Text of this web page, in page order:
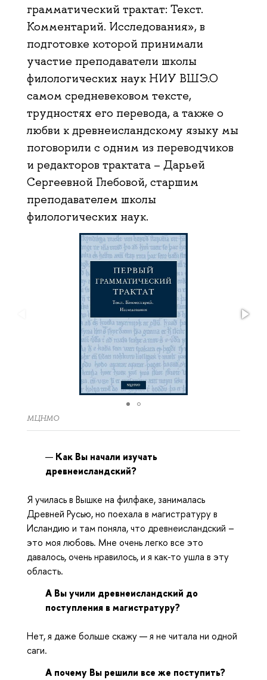
грамматический трактат: Текст.
Комментарий. Исследования», в
подготовке которой принимали
участие преподаватели школы
филологических наук НИУ ВШЭ.О
самом средневековом тексте,
трудностях его перевода, а также о
любви к древнеисландскому языку мы
поговорили с одним из переводчиков
и редакторов трактата – Дарьей
Сергеевной Глебовой, старшим
преподавателем школы
филологических наук.
МЦНМО
Как Вы начали изучать
древнеисландский?
Я училась в Вышке на филфаке, занималась
Древней Русью, но поехала в магистратуру в
Исландию и там поняла, что древнеисландский –
это моя любовь. Мне очень легко все это
давалось, очень нравилось, и я как-то ушла в эту
область.
А Вы учили древнеисландский до
поступления в магистратуру?
Нет, я даже больше скажу — я не читала ни одной
саги.
А почему Вы решили все же поступить?